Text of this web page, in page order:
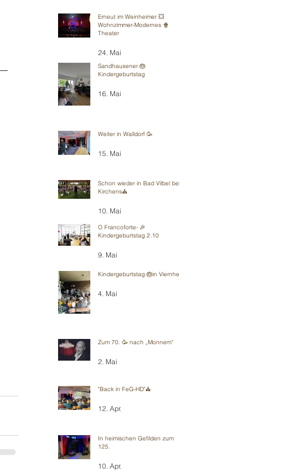
Erneut im Weinheimer 💥
Wohnzimmer-Modernes 🍿
Theater
24. Mai
Sandhausener 🎂
Kindergeburtstag
16. Mai
Weiter in Walldorf 🥳
15. Mai
Schon wieder in Bad Vilbel bei
Kirchens⛪️
10. Mai
O Francoforte- 🎉
Kindergeburtstag 2.10
9. Mai
Kindergeburtstag 🎂in Viernheim
4. Mai
Zum 70. 🥳 nach „Monnem“
2. Mai
"Back in FeG-HD"⛪️
12. Apr.
In heimischen Gefilden zum
125.
10. Apr.